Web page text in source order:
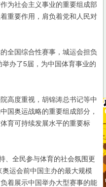
为社会主义事业的重要组成部
重要作用，肩负着党和人民对
全国综合性赛事，城运会担负
办了5届，为中国体育事业的
高度重视，胡锦涛总书记等中
国奥运战略的重要组成部分，
育可持续发展水平的重要标
全民参与体育的社会氛围更
运会前中国主办的最大规模
着展示中国举办大型赛事的能